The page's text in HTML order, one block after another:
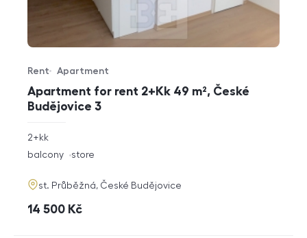
Apartment for rent 2+Kk 49 m², České
Budějovice 3
Offer type
Rent
Property type
Apartment
rozměry
disposition
2+kk
funkce
balcony store
adresa
st. Průběžná, České Budějovice
cena
14 500 Kč